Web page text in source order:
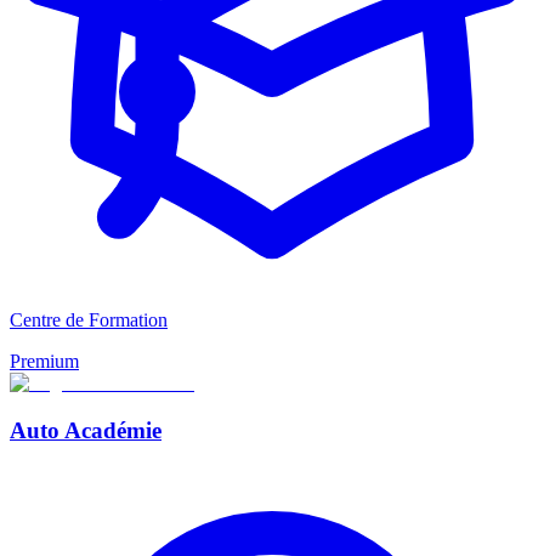
Centre de Formation
Premium
Auto Académie